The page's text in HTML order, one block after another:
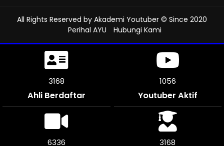
All Rights Reserved by Akademi Youtuber © Since 2020
Perihal AYU
Hubungi Kami
3600
Ahli Berdaftar
1199
Youtuber Aktif
7194 3597